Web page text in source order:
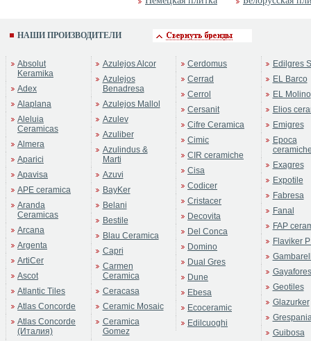
НАШИ ПРОИЗВОДИТЕЛИ
Absolut
Keramika
Adex
Alaplana
Aleluia
Ceramicas
Almera
Aparici
Apavisa
APE ceramica
Aranda
Ceramicas
Arcana
Argenta
ArtiCer
Ascot
Atlantic Tiles
Atlas Concorde
Atlas Concorde
(Италия)
Azulejos Alcor
Azulejos
Benadresa
Azulejos Mallol
Azulev
Azuliber
Azulindus &
Marti
Azuvi
BayKer
Belani
Bestile
Blau Ceramica
Capri
Carmen
Ceramica
Ceracasa
Ceramic Mosaic
Ceramica
Gomez
Cerdomus
Cerrad
Cerrol
Cersanit
Cifre Ceramica
Cimic
CIR ceramiche
Cisa
Codicer
Cristacer
Decovita
Del Conca
Domino
Dual Gres
Dune
Ebesa
Ecoceramic
Edilcuoghi
Edilgres
EL Barco
EL Molino
Elios
Emigres
Epoca
Exagres
Expotile
Fabresa
Fanal
FAP
Flaviker
Gayafores
Geotiles
Glazurker
Guibosa